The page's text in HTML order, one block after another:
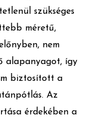
szükséges
méretű,
nem
alapanyagot, így
biztosított a
Az
érdekében a